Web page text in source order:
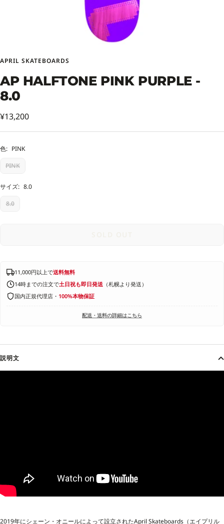
APRIL SKATEBOARDS
AP HALFTONE PINK PURPLE -
8.0
セ
ー
格
¥13,200
色: PINK
PINK
サイズ: 8.0
8.0
11,000円以上で送料無料
14時までの注文で土日祝も即日発送 （札幌より発送）
国内正規代理店・ 100%本物保証
配送・送料の詳細はこちら
説明文
2019年にシェーン・オニールによって設立されたApril Skateboards（エイプリル